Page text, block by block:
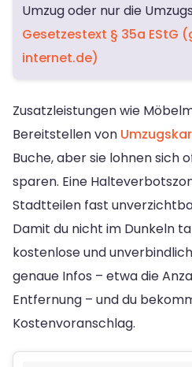
Umzug oder nur die
Gesetzestext § 35a EStG
internet.de)
Zusatzleistungen wie
Bereitstellen von
Buche, aber sie lohnen sich
sparen. Eine
Stadtteilen fast
Damit du nicht im Dunkeln
kostenlose und
genaue Infos – etwa die
Entfernung – und du
Kostenvoranschlag.